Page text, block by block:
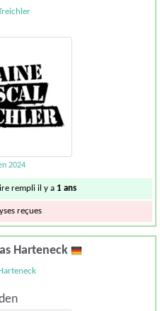
2024
rempli il y a 1 ans
reçues
Harteneck